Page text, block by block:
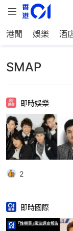
港聞 娛樂 酒
SMAP
即時娛樂
2
即時國際